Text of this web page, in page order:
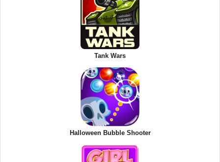
Tank Wars
Halloween Bubble Shooter